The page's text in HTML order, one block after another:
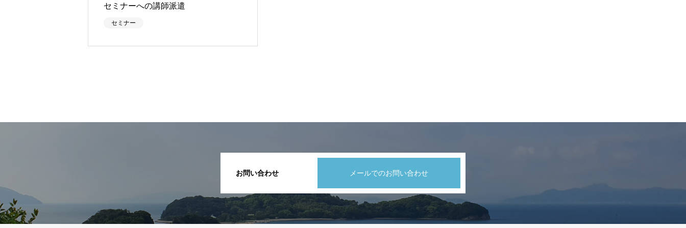
セミナーへの講師派遣
セミナー
お問い合わせ メールでのお問い合わせ